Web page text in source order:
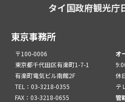
タイ国政府観光庁
東京事務所
〒100-0006
東京都千代田区有楽町1-7-1
有楽町電気ビル南館2F
TEL：03-3218-0355
FAX：03-3218-0655
オ
休
テ
管